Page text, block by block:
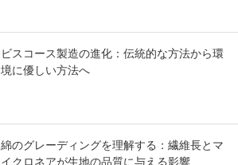
ビスコース製造の進化：伝統的な方法から環
境に優しい方法へ
綿のグレーディングを理解する：繊維長とマ
イクロネアが生地の品質に与える影響